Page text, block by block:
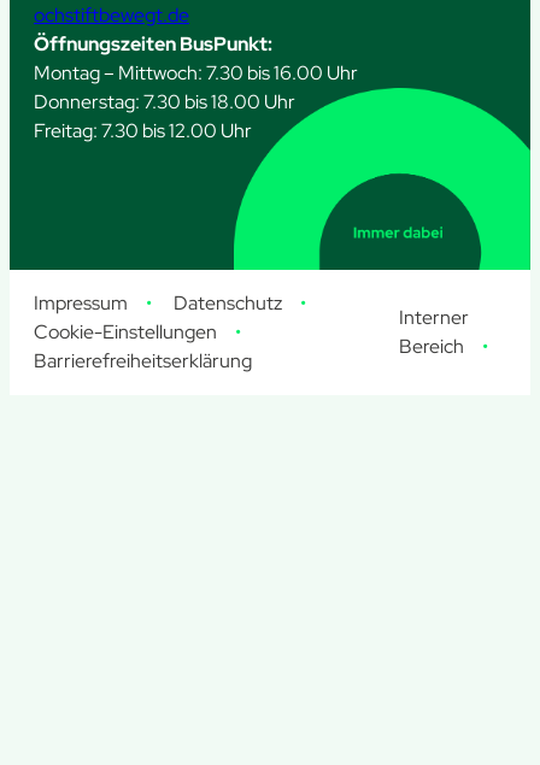
ochstiftbewegt.de
Öffnungszeiten BusPunkt:
Montag – Mittwoch: 7.30 bis 16.00 Uhr
Donnerstag: 7.30 bis 18.00 Uhr
Freitag: 7.30 bis 12.00 Uhr
Impressum
Datenschutz
Cookie-Einstellungen
Barrierefreiheitserklärung
Interner
Bereich